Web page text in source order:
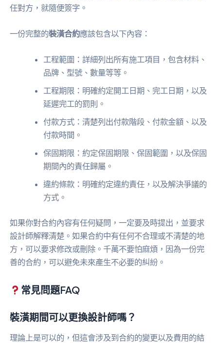
任對方，就隨便簽字。
一份完整的裝潢合約應該包含以下內容：
工程範圍：詳細列出所有施工項目，包含材料、
品牌、型號、數量等等。
工程期限：明確約定開工日期、完工日期，以及
延遲完工的罰則。
付款方式：清楚列出付款階段、付款金額、以及
付款時間。
保固期限：約定保固期限、保固範圍，以及保固
期間內的責任歸屬。
違約條款：明確約定違約責任，以及解決爭議的
方式。
如果你對合約內容有任何疑問，一定要及時提出，並要求
設計師解釋清楚。如果合約中有任何不合理或不清楚的地
方，可以要求修改或刪除。千萬不要怕麻煩，因為一份完
善的合約，可以避免未來產生不必要的糾紛。
常見問題FAQ
裝潢期間可以更換設計師嗎？
理論上是可以的，但這會涉及到合約的變更以及費用的結